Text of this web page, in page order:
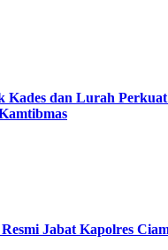
Kades dan Lurah
Jabat Kapolres